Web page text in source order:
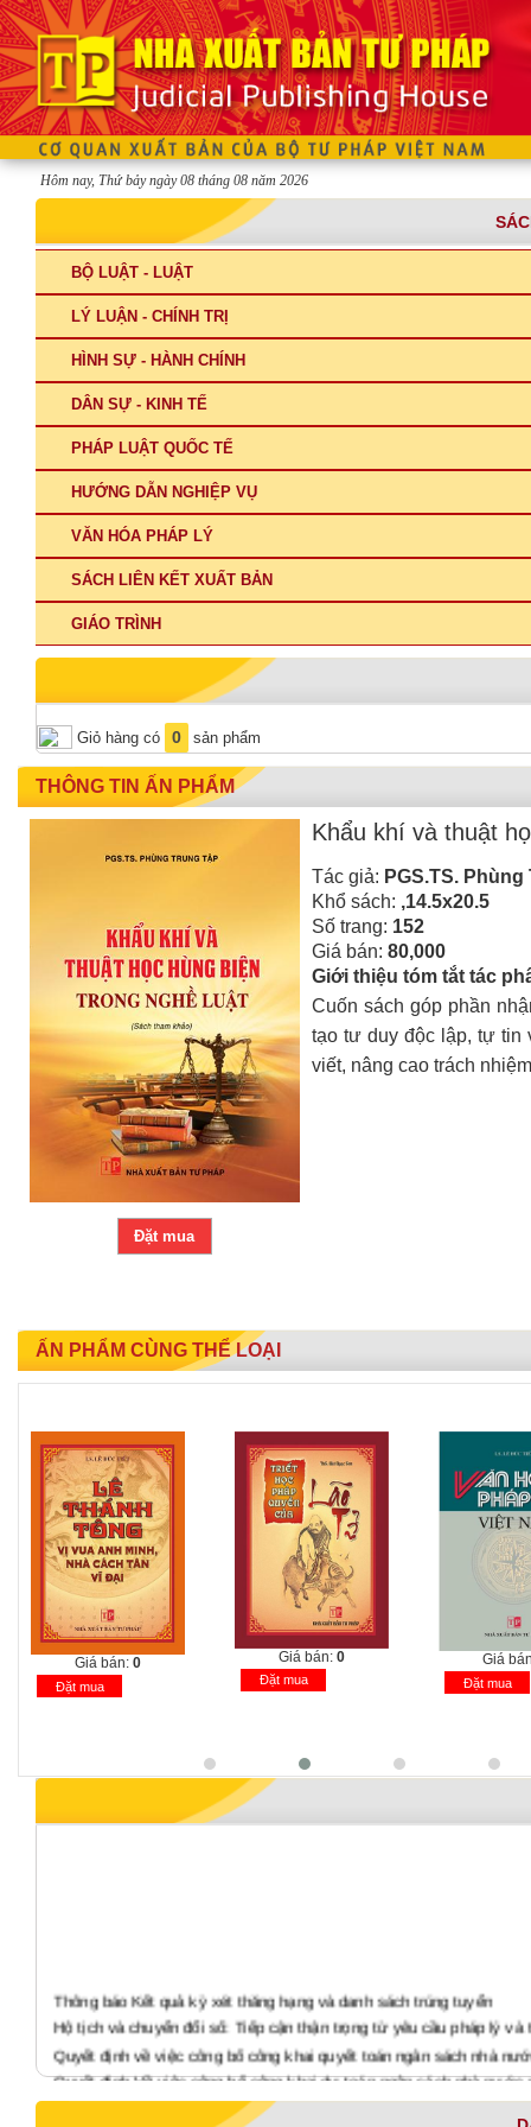
Hôm nay, Thứ bảy ngày 08 tháng 08 năm 2026
BỘ LUẬT - LUẬT
LÝ LUẬN - CHÍNH TRỊ
HÌNH SỰ - HÀNH CHÍNH
DÂN SỰ - KINH TẾ
PHÁP LUẬT QUỐC TẾ
HƯỚNG DẪN NGHIỆP VỤ
VĂN HÓA PHÁP LÝ
SÁCH LIÊN KẾT XUẤT BẢN
GIÁO TRÌNH
Giỏ hàng có 0 sản phẩm
THÔNG TIN ẤN PHẨM
Đặt mua
Khẩu khí và thuật
Tác giả: PGS.TS. Phùng
Khổ sách: ,14.5x20.5
Số trang: 152
Giá bán: 80,000
Giới thiệu tóm tắt tác
Cuốn sách góp phần
tạo tư duy độc lập, tự tin
viết, nâng cao trách
ẤN PHẨM CÙNG THỂ LOẠI
Giá bán:0 Giá bán:
Đặt mua
Thông báo Kết quả kỳ xét thăng hạng và danh sách trúng tuyển
Hộ tịch và chuyển đổi số: Tiếp cận thận trọng từ yêu cầu pháp lý và
Quyết định về việc công bố công khai quyết toán ngân sách nhà
Quyết định Về việc công bố công khai dự toán ngân sách nhà nước
Báo cáo tình hình thực hiện công khai quyết toán ngân sách nhà